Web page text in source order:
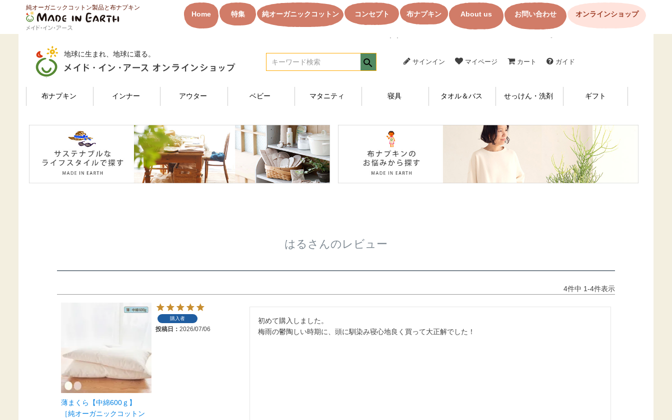
純オーガニックコットン製品と布ナプキン
Home 特集 純オーガニックコットン コンセプト 布ナプキン About us お問い合わせ オンラインショップ
HOME はるさんのレビュー
地球に生まれ、地球に還る。
検索
サインイン マイページ カート ガイド
布ナプキン インナー アウター ベビー マタニティ 寝具 タオル＆バス せっけん・洗剤 ギフト
はるさんのレビュー
4件中 1-4件表示
薄まくら【中綿600ｇ】
［純オーガニックコットン
購入者
投稿日 2026/07/06
初めて購入しました。
梅雨の鬱陶しい時期に、頭に馴染み寝心地良く買って大正解でした！